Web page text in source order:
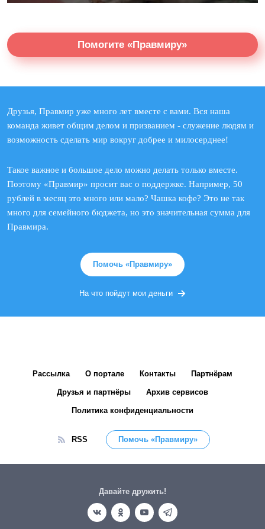
Помогите «Правмиру»
Друзья, Правмир уже много лет вместе с вами. Вся наша
команда живет общим делом и призванием - служение людям и
возможность сделать мир вокруг добрее и милосерднее!
Такое важное и большое дело можно делать только вместе.
Поэтому «Правмир» просит вас о поддержке. Например, 50
рублей в месяц это много или мало? Чашка кофе? Это не так
много для семейного бюджета, но это значительная сумма для
Правмира.
Помочь «Правмиру»
На что пойдут мои деньги
Рассылка О портале Контакты Партнёрам
Друзья и партнёры Архив сервисов
Политика конфиденциальности
RSS Помочь «Правмиру»
Давайте дружить!